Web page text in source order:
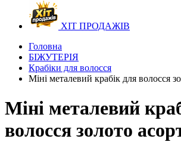
ХІТ ПРОДАЖІВ
Головна
БІЖУТЕРІЯ
Крабіки для волосся
Міні металевий крабік для волосся
Міні металевий
волосся золото